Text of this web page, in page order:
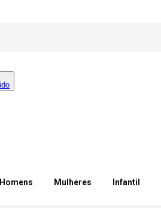
Homens Mulheres Infantil